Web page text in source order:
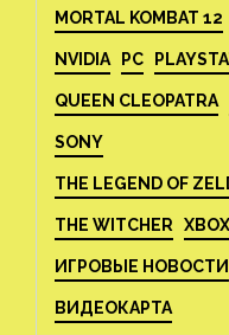
MORTAL KOMBAT 12
NVIDIA PC
QUEEN CLEOPATRA
SONY
THE LEGEND OF
THE WITCHER XBOX
ИГРОВЫЕ НОВОСТИ
ВИДЕОКАРТА